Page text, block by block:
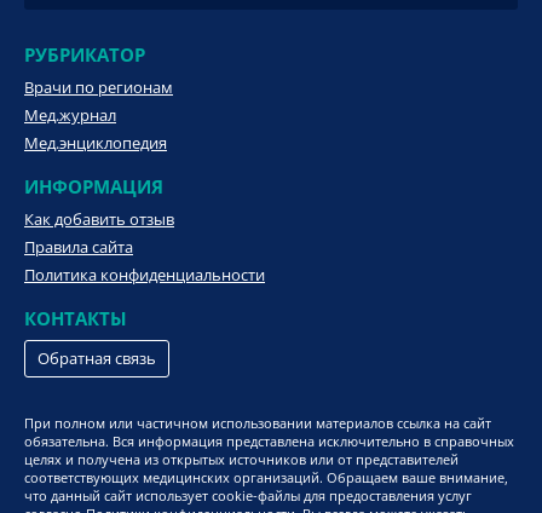
РУБРИКАТОР
Врачи по регионам
Мед.журнал
Мед.энциклопедия
ИНФОРМАЦИЯ
Как добавить отзыв
Правила сайта
Политика конфиденциальности
КОНТАКТЫ
Обратная связь
При полном или частичном использовании материалов ссылка на сайт
обязательна. Вся информация представлена исключительно в справочных
целях и получена из открытых источников или от представителей
соответствующих медицинских организаций. Обращаем ваше внимание,
что данный сайт использует cookie-файлы для предоставления услуг